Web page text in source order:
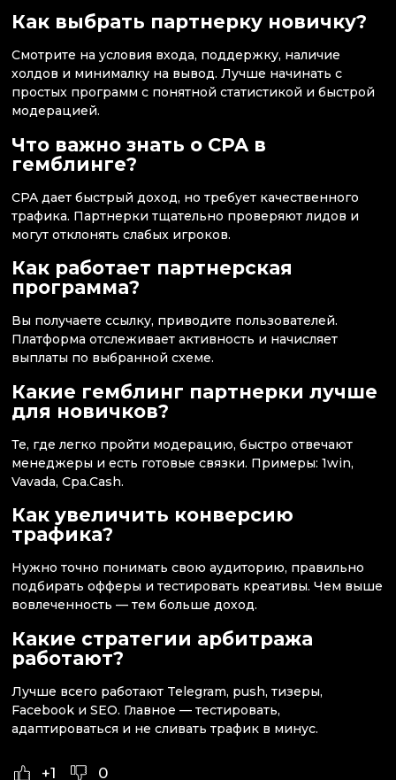
Как выбрать партнерку новичку?
Смотрите на условия входа, поддержку, наличие
холдов и минималку на вывод. Лучше начинать с
простых программ с понятной статистикой и быстрой
модерацией.
Что важно знать о CPA в
гемблинге?
CPA дает быстрый доход, но требует качественного
трафика. Партнерки тщательно проверяют лидов и
могут отклонять слабых игроков.
Как работает партнерская
программа?
Вы получаете ссылку, приводите пользователей.
Платформа отслеживает активность и начисляет
выплаты по выбранной схеме.
Какие гемблинг партнерки лучше
для новичков?
Те, где легко пройти модерацию, быстро отвечают
менеджеры и есть готовые связки. Примеры: 1win,
Vavada, Cpa.Cash.
Как увеличить конверсию
трафика?
Нужно точно понимать свою аудиторию, правильно
подбирать офферы и тестировать креативы. Чем выше
вовлеченность — тем больше доход.
Какие стратегии арбитража
работают?
Лучше всего работают Telegram, push, тизеры,
Facebook и SEO. Главное — тестировать,
адаптироваться и не сливать трафик в минус.
+1 0